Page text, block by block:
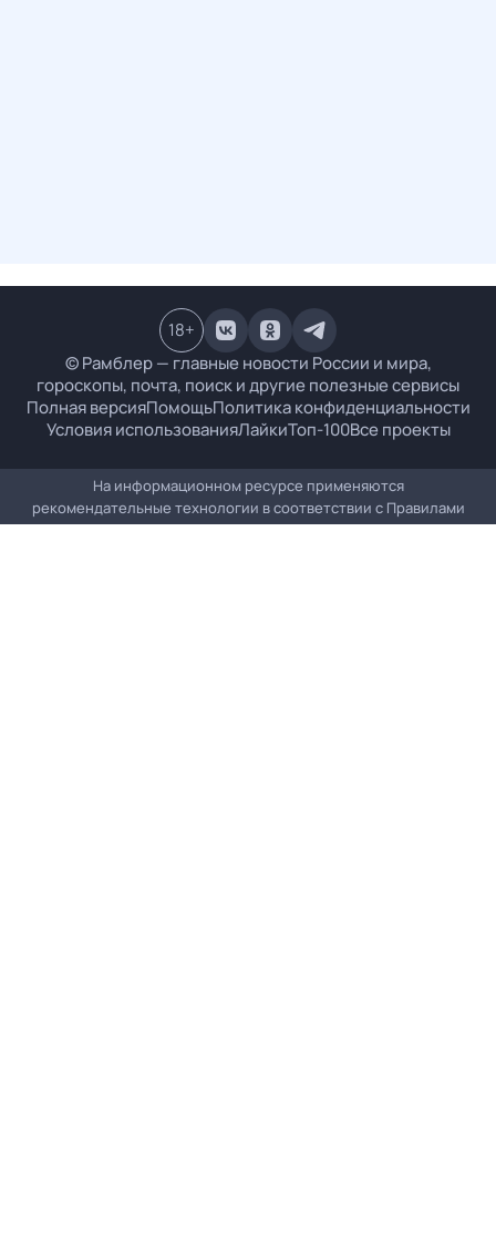
© Рамблер — главные новости России и мира,
гороскопы, почта, поиск и другие полезные сервисы
Полная версияПомощьПолитика конфиденциальности
Условия использованияЛайкиТоп-100Все проекты
18+
На информационном ресурсе применяются
рекомендательные технологии в соответствии с Правилами